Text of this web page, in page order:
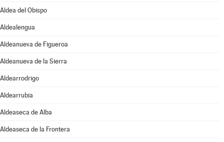
Aldea del Obispo
Aldealengua
Aldeanueva de Figueroa
Aldeanueva de la Sierra
Aldearrodrigo
Aldearrubia
Aldeaseca de Alba
Aldeaseca de la Frontera